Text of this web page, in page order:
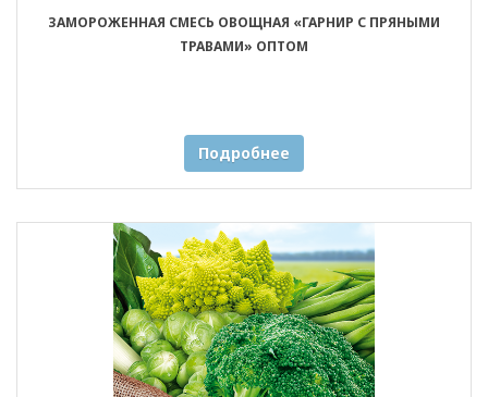
ЗАМОРОЖЕННАЯ СМЕСЬ ОВОЩНАЯ «ГАРНИР С ПРЯНЫМИ
ТРАВАМИ» ОПТОМ
Подробнее